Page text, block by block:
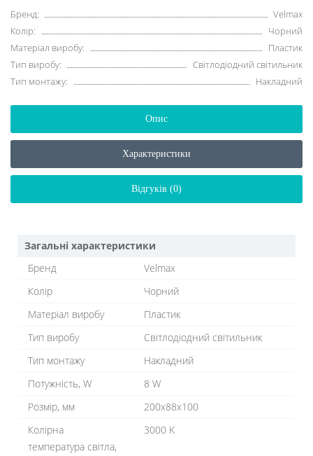
Бренд:
Velmax
Колір:
Чорний
Матеріал виробу:
Пластик
Тип виробу:
Світлодіодний світильник
Тип монтажу:
Накладний
Опис
Характеристики
Відгуків (0)
Загальні характеристики
Бренд
Velmax
Колір
Чорний
Матеріал виробу
Пластик
Тип виробу
Світлодіодний світильник
Тип монтажу
Накладний
Потужність, W
8 W
Розмір, мм
200x88x100
Колірна
температура світла,
3000 K